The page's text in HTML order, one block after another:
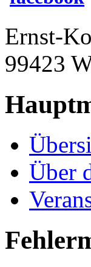
Ernst-
99423
Über